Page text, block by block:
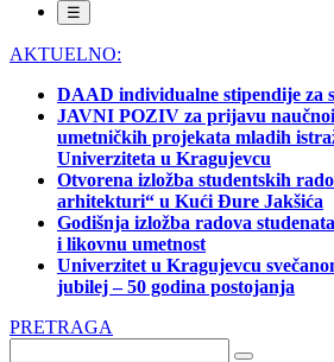
☰
AKTUELNO:
DAAD individualne stipendije za
JAVNI POZIV za prijavu
umetničkih projekata mladih
Univerziteta u Kragujevcu
Otvorena izložba studentskih
arhitekturi“ u Kući Đure Jakšića
Godišnja izložba radova
i likovnu umetnost
Univerzitet u Kragujevcu
jubilej – 50 godina postojanja
PRETRAGA